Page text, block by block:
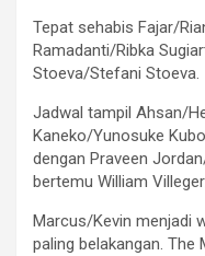
Tepat sehabis Fajar/
Ramadanti/Ribka
Stoeva/Stefani Stoeva.
Jadwal tampil Ahsan/
Kaneko/Yunosuke
dengan Praveen
bertemu William
Marcus/Kevin menjadi
paling belakangan. The